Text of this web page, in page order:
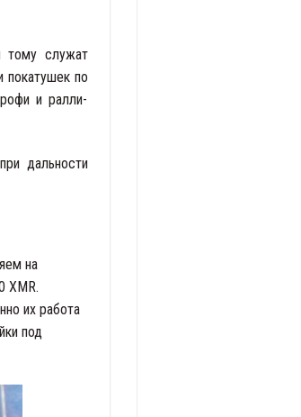
тому служат
покатушек по
и ралли-
дальности
на
XMR.
их работа
под